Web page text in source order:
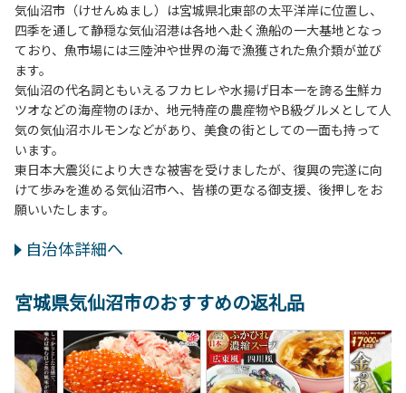
気仙沼市（けせんぬまし）は宮城県北東部の太平洋岸に位置し、
四季を通して静穏な気仙沼港は各地へ赴く漁船の一大基地となっ
ており、魚市場には三陸沖や世界の海で漁獲された魚介類が並び
ます。
気仙沼の代名詞ともいえるフカヒレや水揚げ日本一を誇る生鮮カ
ツオなどの海産物のほか、地元特産の農産物やB級グルメとして人
気の気仙沼ホルモンなどがあり、美食の街としての一面も持って
います。
東日本大震災により大きな被害を受けましたが、復興の完遂に向
けて歩みを進める気仙沼市へ、皆様の更なる御支援、後押しをお
願いいたします。
自治体詳細へ
宮城県気仙沼市のおすすめの返礼品